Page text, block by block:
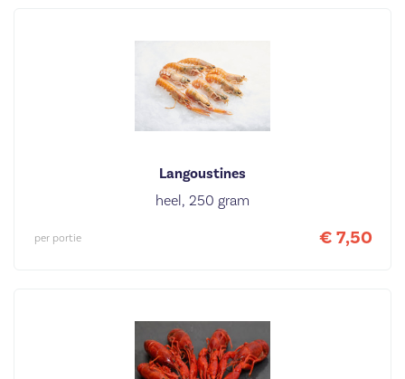
Langoustines
heel, 250 gram
€ 7,50
per portie